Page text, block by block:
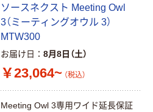
ソースネクスト Meeting Owl
3（ミーティングオウル 3）
MTW300
お届け日 8月8日（土）
￥23,064~ （税込）
Meeting Owl 3専用ワイド延長保証